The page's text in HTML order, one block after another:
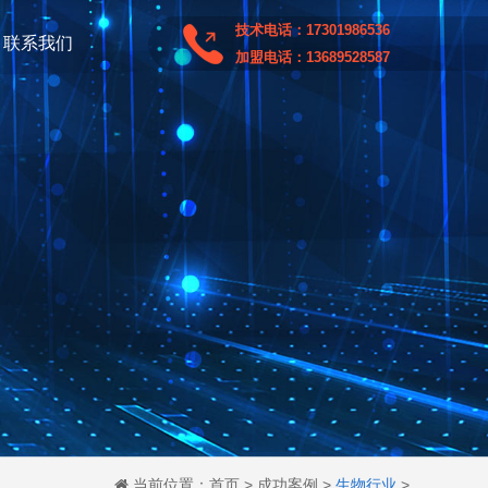
联系我们
技术电话：17301986536
加盟电话：13689528587